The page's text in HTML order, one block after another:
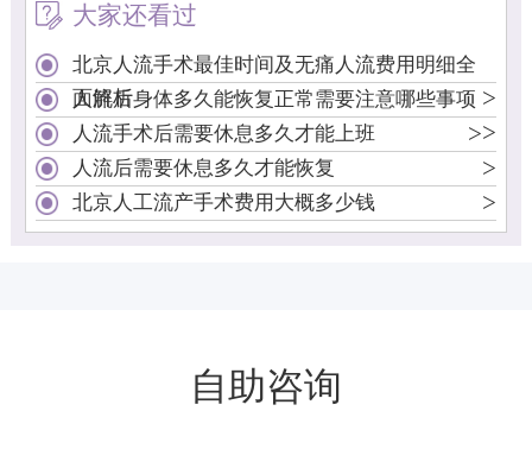
大家还看过
北京人流手术最佳时间及无痛人流费用明细全
面解析
>
人流后身体多久能恢复正常需要注意哪些事项
>
人流手术后需要休息多久才能上班 >
人流后需要休息多久才能恢复 >
北京人工流产手术费用大概多少钱 >
自助咨询